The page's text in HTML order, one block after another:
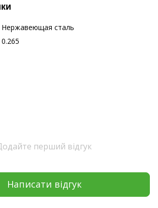
Нержавеющая сталь
0.265
перший відгук
Написати відгук